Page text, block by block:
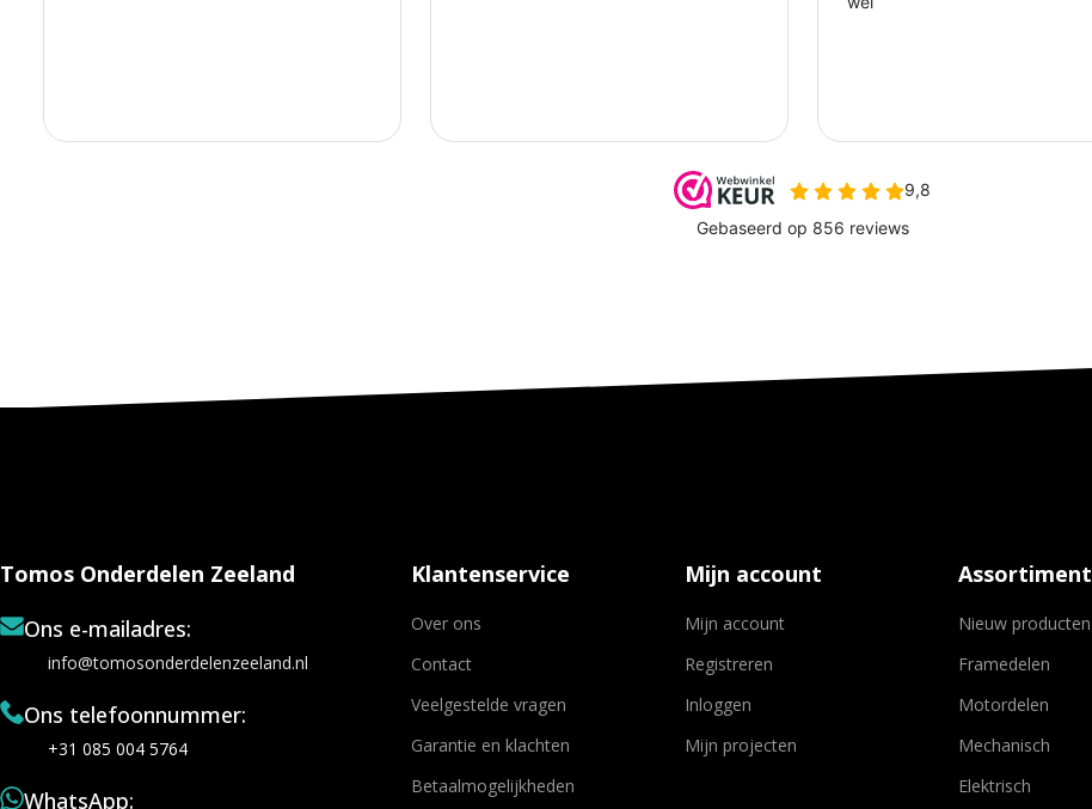
Tomos Onderdelen Zeeland
Ons e-mailadres:
info@tomosonderdelenzeeland.nl
Ons telefoonnummer:
+31 085 004 5764
WhatsApp:
Klantenservice
Over ons
Contact
Veelgestelde vragen
Garantie en klachten
Betaalmogelijkheden
Mijn account
Mijn account
Registreren
Inloggen
Mijn projecten
Assortiment
Nieuw producten
Framedelen
Motordelen
Mechanisch
Elektrisch